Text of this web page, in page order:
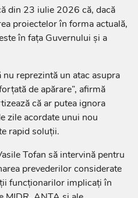
din 23 iulie 2026 că, dacă
proiectelor în forma actuală,
în fața Guvernului și a
reprezintă un atac asupra
de apărare”, afirmă
că ar putea ignora
zile acordate unui nou
rapid soluții.
Tofan să intervină pentru
prevederilor considerate
funcționarilor implicați în